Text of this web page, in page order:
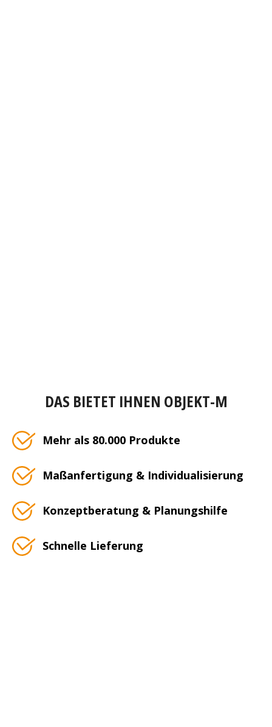
DAS BIETET IHNEN OBJEKT-M
Mehr als 80.000 Produkte
Maßanfertigung & Individualisierung
Konzeptberatung & Planungshilfe
Schnelle Lieferung